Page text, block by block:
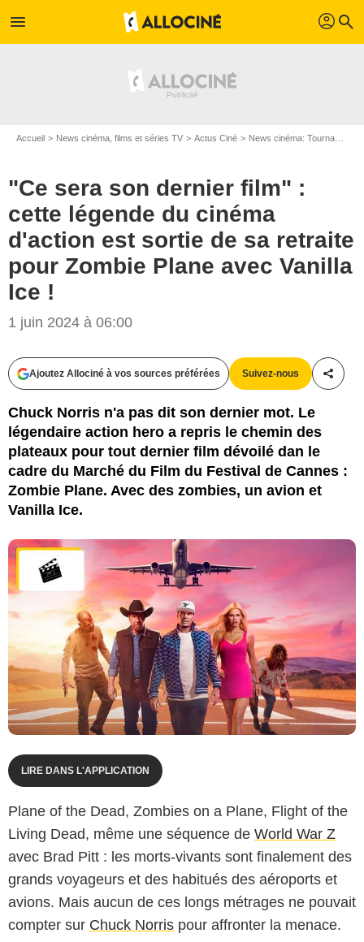
menu profil search
Accueil News cinéma, films et séries TV Actus Ciné News cinéma: Tournages
"Ce sera son dernier film" :
cette légende du cinéma
d'action est sortie de sa retraite
pour Zombie Plane avec Vanilla
Ice !
1 juin 2024 à 06:00
Ajoutez Allociné à vos sources préférées Suivez-nous
Chuck Norris n'a pas dit son dernier mot. Le
légendaire action hero a repris le chemin des
plateaux pour tout dernier film dévoilé dan le
cadre du Marché du Film du Festival de Cannes :
Zombie Plane. Avec des zombies, un avion et
Vanilla Ice.
LIRE DANS L'APPLICATION
Plane of the Dead, Zombies on a Plane, Flight of the
Living Dead, même une séquence de World War Z
avec Brad Pitt : les morts-vivants sont finalement des
grands voyageurs et des habitués des aéroports et
avions. Mais aucun de ces longs métrages ne pouvait
compter sur Chuck Norris pour affronter la menace.